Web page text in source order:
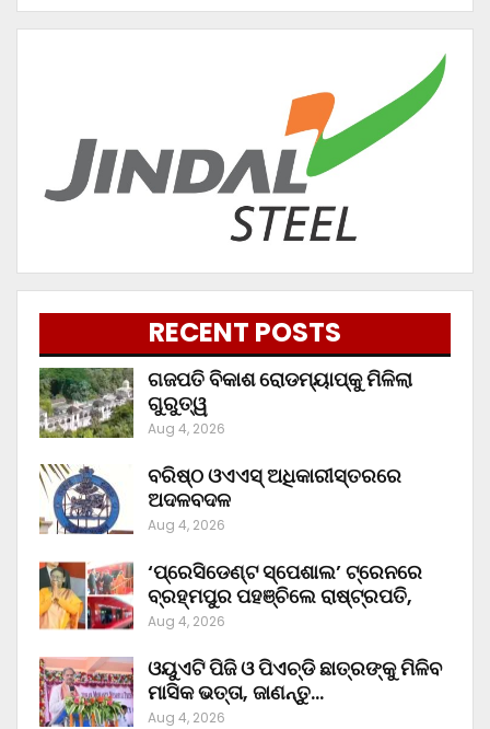
RECENT POSTS
ଗଜପତି ବିକାଶ ରୋଡମ୍ୟାପ୍‌କୁ ମିଳିଲା
ଗୁରୁତ୍ୱ
Aug 4, 2026
ବରିଷ୍ଠ ଓଏଏସ୍‌ ଅଧିକାରୀସ୍ତରରେ
ଅଦଳବଦଳ
Aug 4, 2026
‘ପ୍ରେସିଡେଣ୍ଟ ସ୍ପେଶାଲ’ ଟ୍ରେନରେ
ବ୍ରହ୍ମପୁର ପହଞ୍ଚିଲେ ରାଷ୍ଟ୍ରପତି,
Aug 4, 2026
ଓୟୁଏଟି ପିଜି ଓ ପିଏଚ୍‌ଡି ଛାତ୍ରଙ୍କୁ ମିଳିବ
ମାସିକ ଭତ୍ତା, ଜାଣନ୍ତୁ…
Aug 4, 2026